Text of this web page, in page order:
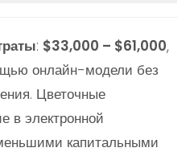
: $33,000 – $61,000,
онлайн-модели без
Цветочные
в электронной
капитальными